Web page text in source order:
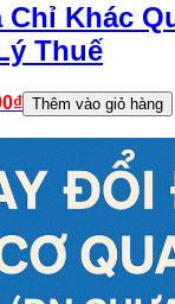
Khác
Thuế
₫ Thêm vào giỏ hàng